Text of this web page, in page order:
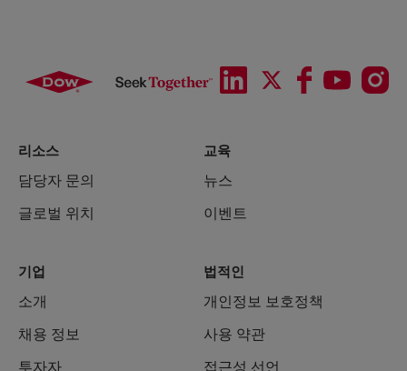
리소스
담당자 문의
글로벌 위치
교육
뉴스
이벤트
기업
소개
채용 정보
투자자
법적인
개인정보 보호정책
사용 약관
접근성 선언